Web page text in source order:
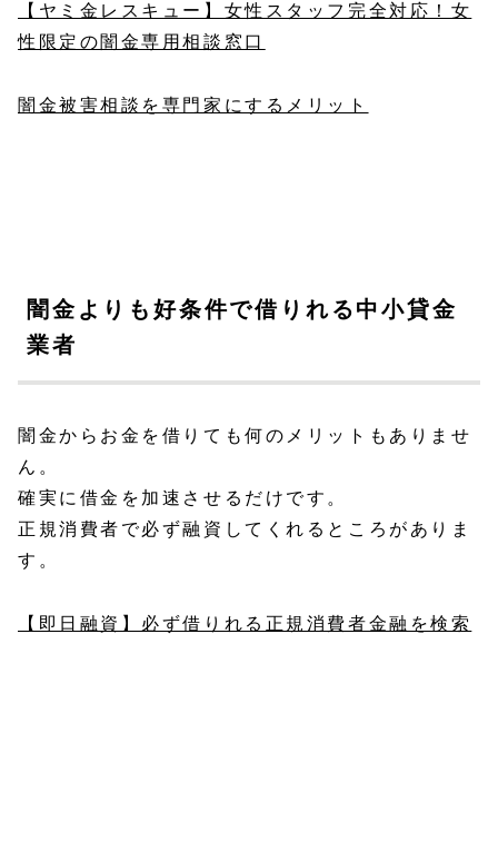
【ヤミ金レスキュー】女性スタッフ完全対応！女
性限定の闇金専用相談窓口
闇金被害相談を専門家にするメリット
闇金よりも好条件で借りれる中小貸金
業者
闇金からお金を借りても何のメリットもありませ
ん。
確実に借金を加速させるだけです。
正規消費者で必ず融資してくれるところがありま
す。
【即日融資】必ず借りれる正規消費者金融を検索